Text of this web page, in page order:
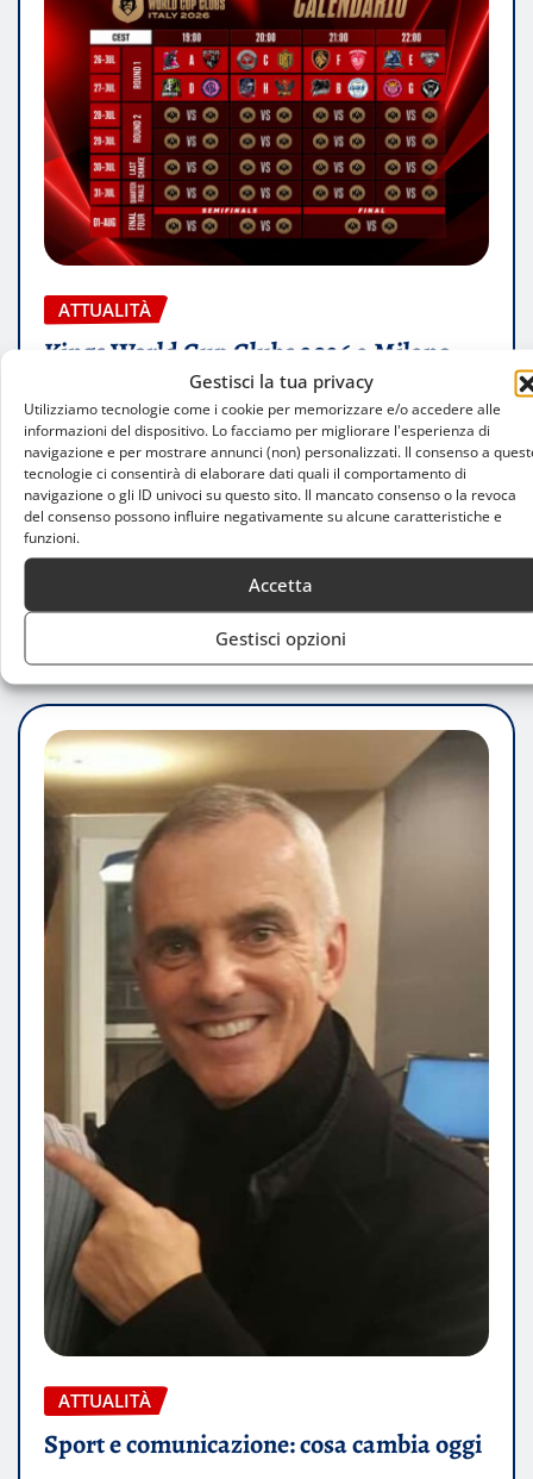
Gestisci la tua privacy
Utilizziamo tecnologie come i cookie per memorizzare e/o accedere alle
informazioni del dispositivo. Lo facciamo per migliorare l'esperienza di
navigazione e per mostrare annunci (non) personalizzati. Il consenso a
tecnologie ci consentirà di elaborare dati quali il comportamento di
navigazione o gli ID univoci su questo sito. Il mancato consenso o la revoca
del consenso possono influire negativamente su alcune caratteristiche e
funzioni.
Accetta
Gestisci opzioni
ATTUALITÀ
Kings World Cup Clubs 2026 a Milano,
Havas PR curerà la comunicazione
Andrea De Capitani Lug 15, 2026 0
L’agenzia del gruppo Havas gestirà media
relation e ufficio stampa del torneo
internazionale, in programma dal 26 luglio al 1°…
LEGGI TUTTO
ATTUALITÀ
Sport e comunicazione: cosa cambia oggi